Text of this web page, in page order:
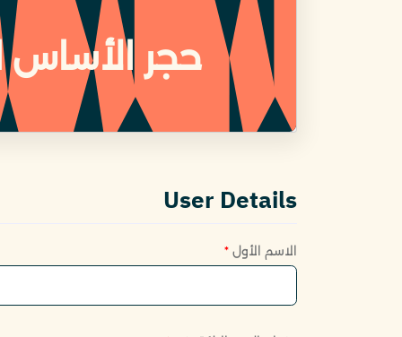
حجر
User Details
الاسم الأول *